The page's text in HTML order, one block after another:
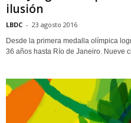
ilusión
LBDC - 23 agosto 2016
Desde la primera medalla olímpica
36 años hasta Río de Janeiro. Nueve